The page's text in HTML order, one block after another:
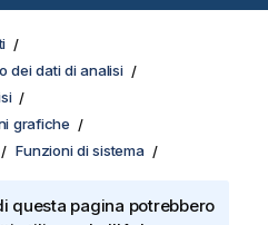
dei dati di analisi
grafiche
Funzioni di sistema
questa pagina potrebbero